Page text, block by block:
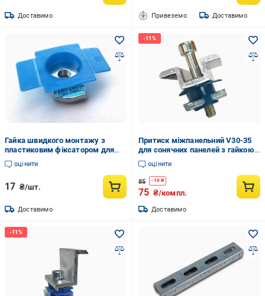
Доставимо Привеземо Доставимо
Гайка швидкого монтажу з
пластиковим фіксатором для
оцинкованого профілю
М8х18х37х6 мм (35578458)
оцінити
17 ₴/шт.
Доставимо
Притиск міжпанельний V30-35
для сонячних панелей з гайкою
швидкого монтажу М8 H 30-35
мм (35578183)
оцінити
85 -10₴
75 ₴/компл.
Доставимо